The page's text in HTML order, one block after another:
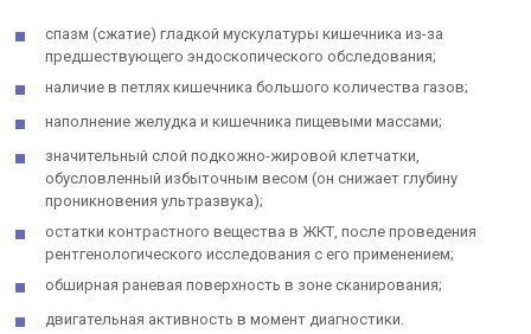
спазм (сжатие) гладкой мускулатуры кишечника из-за
предшествующего эндоскопического обследования;
наличие в петлях кишечника большого количества газов;
наполнение желудка и кишечника пищевыми массами;
значительный слой подкожно-жировой клетчатки,
обусловленный избыточным весом (он снижает глубину
проникновения ультразвука);
остатки контрастного вещества в ЖКТ, после проведения
рентгенологического исследования с его применением;
обширная раневая поверхность в зоне сканирования;
двигательная активность в момент диагностики.